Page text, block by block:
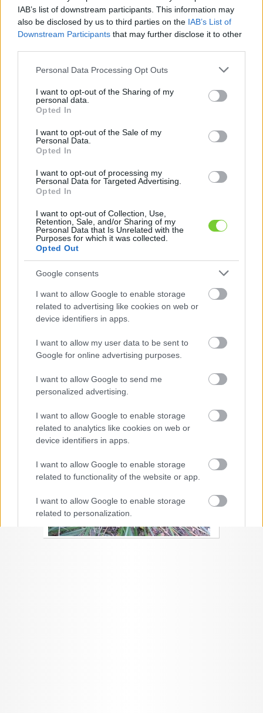
IAB’s list of downstream participants. This information may
also be disclosed by us to third parties on the IAB’s List of
Downstream Participants that may further disclose it to other
Please note that this website/app uses one or more Google
not limited to your visit or usage behaviour. You may click to
grant or deny consent to Google and its third-party tags to
use your data for below specified purposes in below Google
consent section.
Personal Data Processing Opt Outs
I want to opt-out of the Sharing of my
personal data.
Opted In
I want to opt-out of the Sale of my
Personal Data.
Opted In
I want to opt-out of processing my
Personal Data for Targeted Advertising.
Opted In
I want to opt-out of Collection, Use,
Retention, Sale, and/or Sharing of my
Personal Data that Is Unrelated with the
Purposes for which it was collected.
Opted Out
Google consents
I want to allow Google to enable storage
related to advertising like cookies on web or
device identifiers in apps.
I want to allow my user data to be sent to
Google for online advertising purposes.
I want to allow Google to send me
personalized advertising.
I want to allow Google to enable storage
related to analytics like cookies on web or
device identifiers in apps.
I want to allow Google to enable storage
related to functionality of the website or app.
I want to allow Google to enable storage
related to personalization.
I want to allow Google to enable storage
Felhasználónév
Jelszó
Elfelejtette jelszavát?
Bejelentkezés
faiskola.hu
Kertészeti, kerti termékek és szolgáltatások térképes
KERTÉSZ ÉS KERTÉSZET REGISZTRÁCIÓ
Nyúlfarkfű (Sesleria
Magassága: 25–30 cm; kékes virágfüzérek; (májustól
júliusig); az S. coerulea faj kékes levélzettel rendelkezik;
napos termőhelyet, az enyhén meszes talajokat kedveli;
kevésbé igényes talajtakaró növény.